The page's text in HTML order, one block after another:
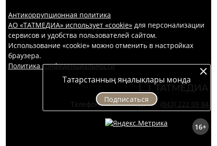
Татарстанның яңалыклары монда
Подписаться
Антикоррупционная политика
АО «ТАТМЕДИА» использует «cookie» для персонализации
сервисов и удобства пользователей сайтом.
Использование «cookie» можно отменить в настройках
браузера.
Политика конфиденциальности
Телефон АО «ТАТМЕДИА»: (843) 222 09 84
16+